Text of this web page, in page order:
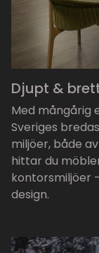
Djupt &
Med mångårig
Sveriges
miljöer, både
hittar du
kontorsmiljöer
design.